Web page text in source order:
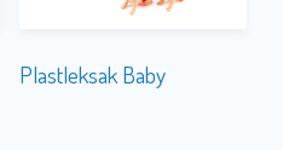
Plastleksak Baby